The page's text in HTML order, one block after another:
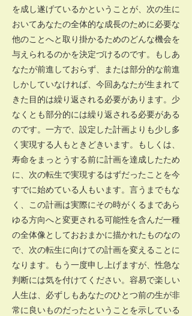
を成し遂げているかということが、次の生に
おいてあなたの全体的な成長のために必要な
他のことへと取り掛かるためのどんな機会を
与えられるのかを決定づけるのです。もしあ
なたが前進しておらず、または部分的な前進
しかしていなければ、今回あなたが生まれて
きた目的は繰り返される必要があります。少
なくとも部分的には繰り返される必要がある
のです。一方で、設定した計画よりも少し多
く実現する人もときどきいます。もしくは、
寿命をまっとうする前に計画を達成したため
に、次の転生で実現するはずだったことを今
すでに始めている人もいます。言うまでもな
く、この計画は実際にその時がくるまであら
ゆる方向へと変更される可能性を含んだ一種
の全体像としておおまかに描かれたものなの
で、次の転生に向けての計画を変えることに
なります。もう一度申し上げますが、性急な
判断には気を付けてください。容易で楽しい
人生は、必ずしもあなたのひとつ前の生が非
常に良いものだったということを示している